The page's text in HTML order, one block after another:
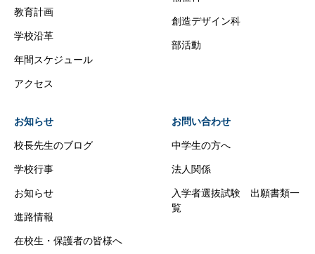
教育計画
学校沿革
年間スケジュール
アクセス
創造デザイン科
部活動
お知らせ
校長先生のブログ
学校行事
お知らせ
進路情報
在校生・保護者の皆様へ
お問い合わせ
中学生の方へ
法人関係
入学者選抜試験 出願書類一
覧